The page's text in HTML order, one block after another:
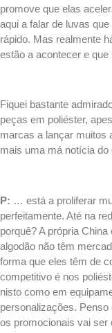
promove que elas
aqui a falar de luvas
rápido. Mas realmente
estão a acontecer e
Fiquei bastante
peças em poliéster,
marcas a lançar muitos
mais uma má notícia
P: … está a proliferar
perfeitamente. Até na
porquê? A própria
algodão não têm
forma que eles têm de
competitivo é nos
nisto como em
personalizações.
os promocionais vai ser